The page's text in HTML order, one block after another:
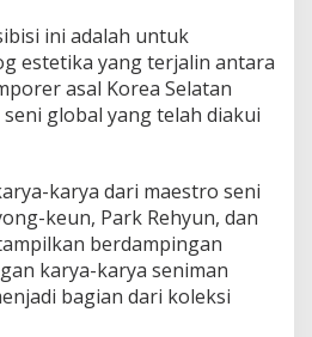
ini adalah untuk
estetika yang terjalin antara
asal Korea Selatan
global yang telah diakui
karya dari maestro seni
keun, Park Rehyun, dan
berdampingan
karya-karya seniman
bagian dari koleksi